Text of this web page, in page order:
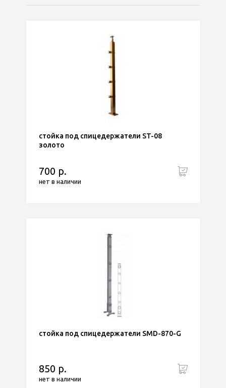
по популярности
сначала дешёвые
сначала дорогие
стойка под спицедержатели ST-08
золото
700 р.
нет в наличии
стойка под спицедержатели SMD-870-G
850 р.
нет в наличии